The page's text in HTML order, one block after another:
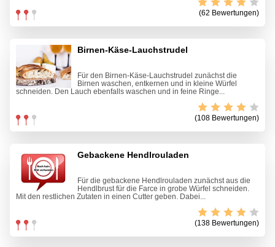
(62 Bewertungen)
Birnen-Käse-Lauchstrudel
Für den Birnen-Käse-Lauchstrudel zunächst die
Birnen waschen, entkernen und in kleine Würfel
schneiden. Den Lauch ebenfalls waschen und in feine Ringe...
(108 Bewertungen)
Gebackene Hendlrouladen
Für die gebackene Hendlrouladen zunächst aus die
Hendlbrust für die Farce in grobe Würfel schneiden.
Mit den restlichen Zutaten in einen Cutter geben. Dabei...
(138 Bewertungen)